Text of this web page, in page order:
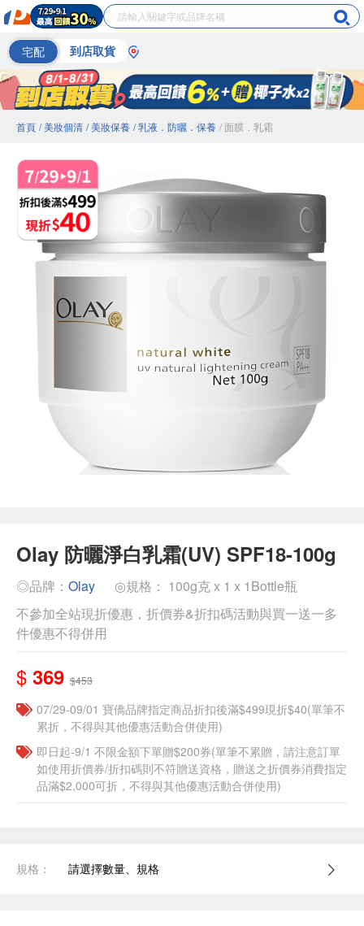
宅配 到店取貨
首頁 / 美妝個清 / 美妝保養 / 乳液．防曬．保養 / 面膜．乳霜
Olay 防曬淨白乳霜(UV) SPF18-100g
◎品牌： Olay
◎規格： 100g克 x 1 x 1Bottle瓶
不參加全站現折優惠，折價券&折扣碼活動與買一送一多
件優惠不得併用
$ 369 $453
07/29-09/01 寶僑品牌指定商品折扣後滿$499現折$40(單筆不
累折，不得與其他優惠活動合併使用)
即日起-9/1 不限金額下單贈$200券(單筆不累贈，請注意訂單
如使用折價券/折扣碼則不符贈送資格，贈送之折價券消費指定
品滿$2,000可折，不得與其他優惠活動合併使用)
規格： 請選擇數量、規格